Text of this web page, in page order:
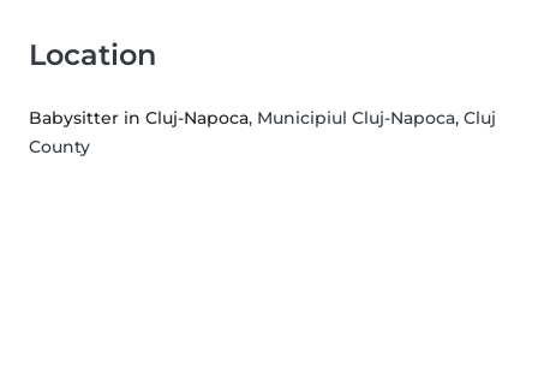
Location
Babysitter in Cluj-Napoca, Municipiul Cluj-Napoca, Cluj
County